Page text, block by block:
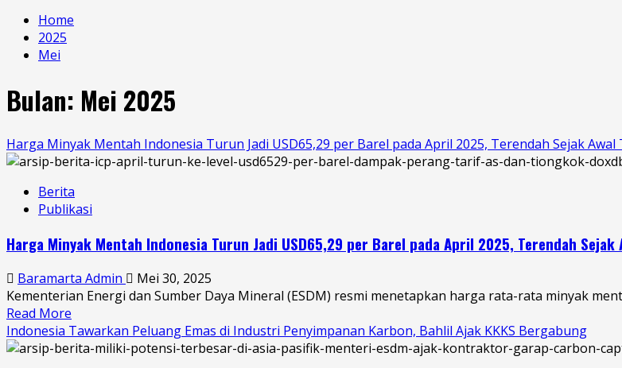
Skip
content
Home
2025
Mei
Bulan: Mei 2025
Harga Minyak Mentah Indonesia Turun Jadi USD65,29 per Barel pada April 2025, Terendah Sejak Awal
Berita
Publikasi
Harga Minyak Mentah Indonesia Turun Jadi USD65,29 per Barel pada April 2025, Terendah Sejak
Baramarta Admin
Mei 30, 2025
Kementerian Energi dan Sumber Daya Mineral (ESDM) resmi menetapkan harga rata-rata minyak
Read More
more
about
Indonesia Tawarkan Peluang Emas di Industri Penyimpanan Karbon, Bahlil Ajak KKKS Bergabung